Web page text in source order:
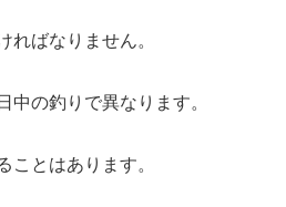
ればなりません。
中の釣りで異なります。
ことはあります。